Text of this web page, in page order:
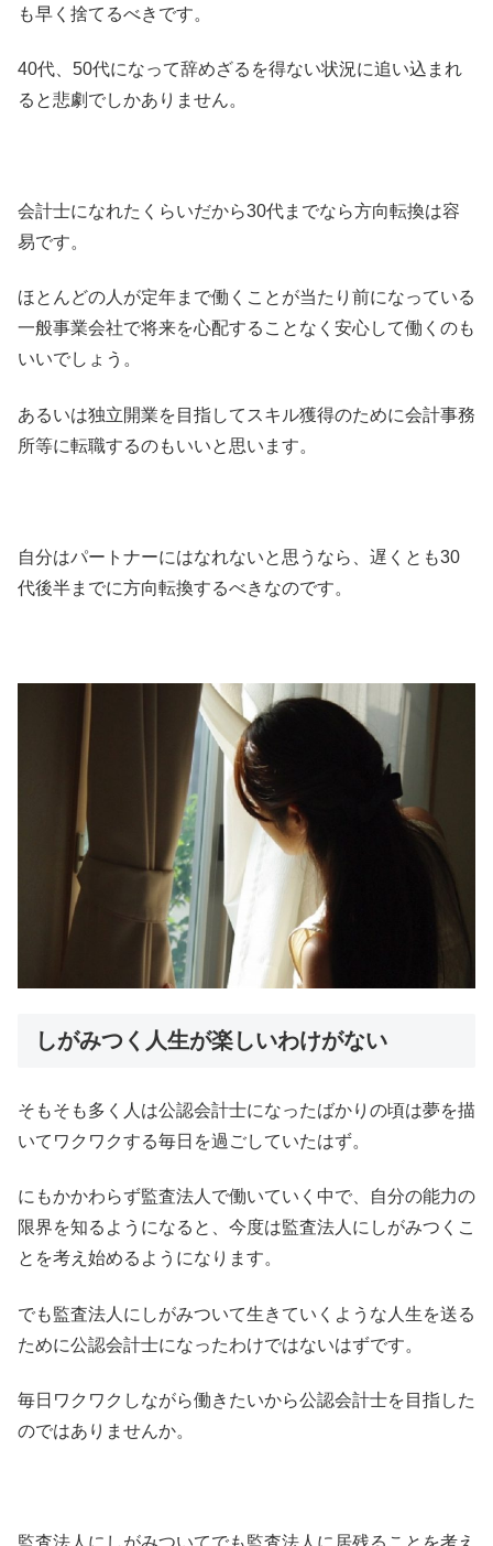
も早く捨てるべきです。
40代、50代になって辞めざるを得ない状況に追い込まれ
ると悲劇でしかありません。
会計士になれたくらいだから30代までなら方向転換は容
易です。
ほとんどの人が定年まで働くことが当たり前になっている
一般事業会社で将来を心配することなく安心して働くのも
いいでしょう。
あるいは独立開業を目指してスキル獲得のために会計事務
所等に転職するのもいいと思います。
自分はパートナーにはなれないと思うなら、遅くとも30
代後半までに方向転換するべきなのです。
しがみつく人生が楽しいわけがない
そもそも多く人は公認会計士になったばかりの頃は夢を描
いてワクワクする毎日を過ごしていたはず。
にもかかわらず監査法人で働いていく中で、自分の能力の
限界を知るようになると、今度は監査法人にしがみつくこ
とを考え始めるようになります。
でも監査法人にしがみついて生きていくような人生を送る
ために公認会計士になったわけではないはずです。
毎日ワクワクしながら働きたいから公認会計士を目指した
のではありませんか。
監査法人にしがみついてでも監査法人に居残ることを考え